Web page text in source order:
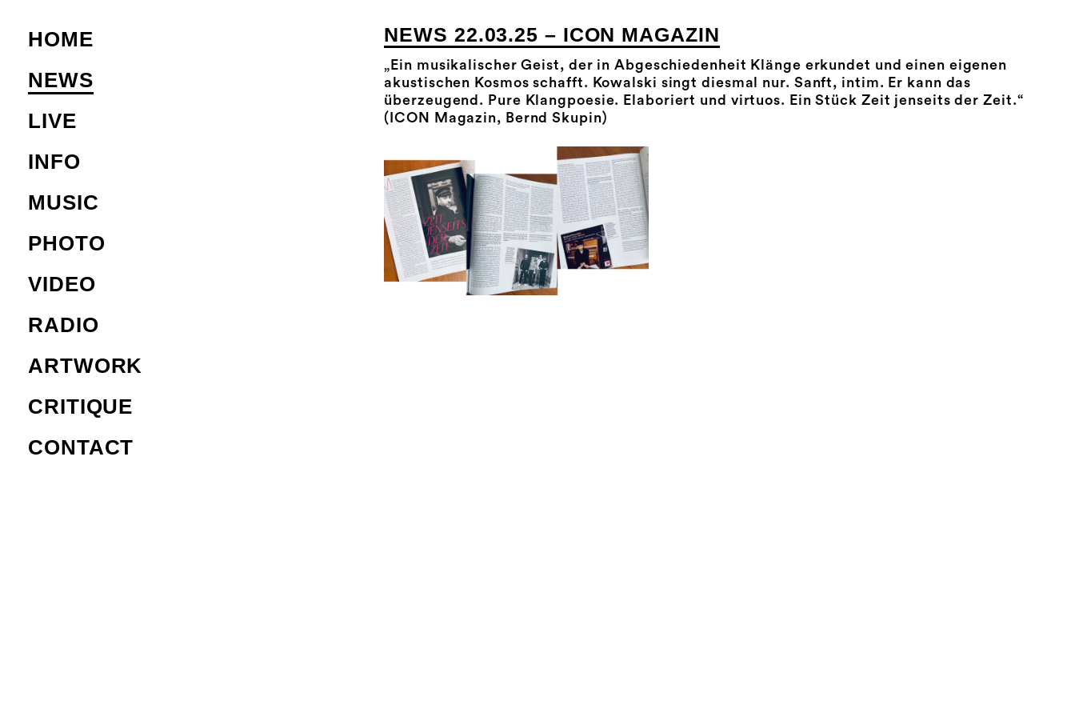
HOME
NEWS
LIVE
INFO
MUSIC
PHOTO
VIDEO
RADIO
ARTWORK
CRITIQUE
CONTACT
NEWS 22.03.25 – ICON MAGAZIN
„Ein musikalischer Geist, der in Abgeschiedenheit Klänge erkundet und einen eigenen
akustischen Kosmos schafft. Kowalski singt diesmal nur. Sanft, intim. Er kann das
überzeugend. Pure Klangpoesie. Elaboriert und virtuos. Ein Stück Zeit jenseits der Zeit.“
(ICON Magazin, Bernd Skupin)